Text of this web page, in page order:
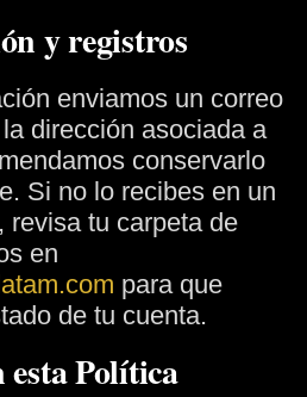
y registros
enviamos un correo
dirección asociada a
conservarlo
Si no lo recibes en un
revisa tu carpeta de
en
para que
de tu cuenta.
esta Política